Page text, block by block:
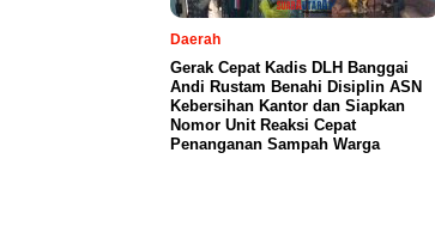
Daerah
Gerak Cepat Kadis DLH Banggai
Andi Rustam Benahi Disiplin ASN
Kebersihan Kantor dan Siapkan
Nomor Unit Reaksi Cepat
Penanganan Sampah Warga